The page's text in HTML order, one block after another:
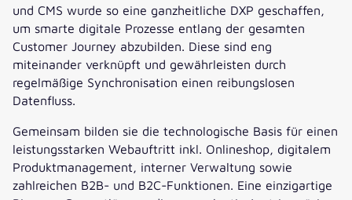
und CMS wurde so eine ganzheitliche DXP geschaffen,
um smarte digitale Prozesse entlang der gesamten
Customer Journey abzubilden. Diese sind eng
miteinander verknüpft und gewährleisten durch
regelmäßige Synchronisation einen reibungslosen
Datenfluss.
Gemeinsam bilden sie die technologische Basis für einen
leistungsstarken Webauftritt inkl. Onlineshop, digitalem
Produktmanagement, interner Verwaltung sowie
zahlreichen B2B- und B2C-Funktionen. Eine einzigartige